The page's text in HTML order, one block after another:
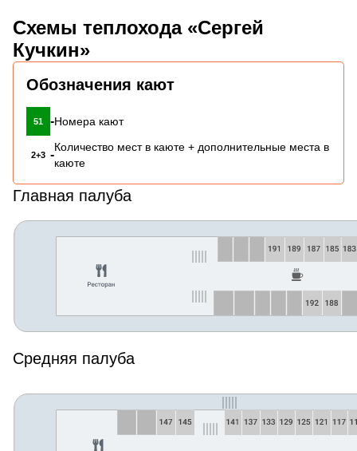
Схемы теплохода «Сергей
Кучкин»
Обозначения кают
51 -Номера кают
2+3 -
Количество мест в каюте + дополнительные места в
каюте
Главная палуба
Средняя палуба